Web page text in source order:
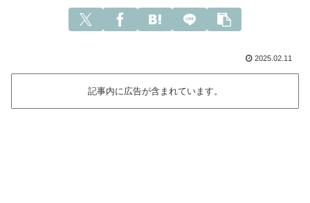
2025.02.11
記事内に広告が含まれています。